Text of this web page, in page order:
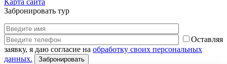
Карта сайта
Забронировать тур
Оставляя
заявку, я даю согласие на обработку своих персональных
данных.